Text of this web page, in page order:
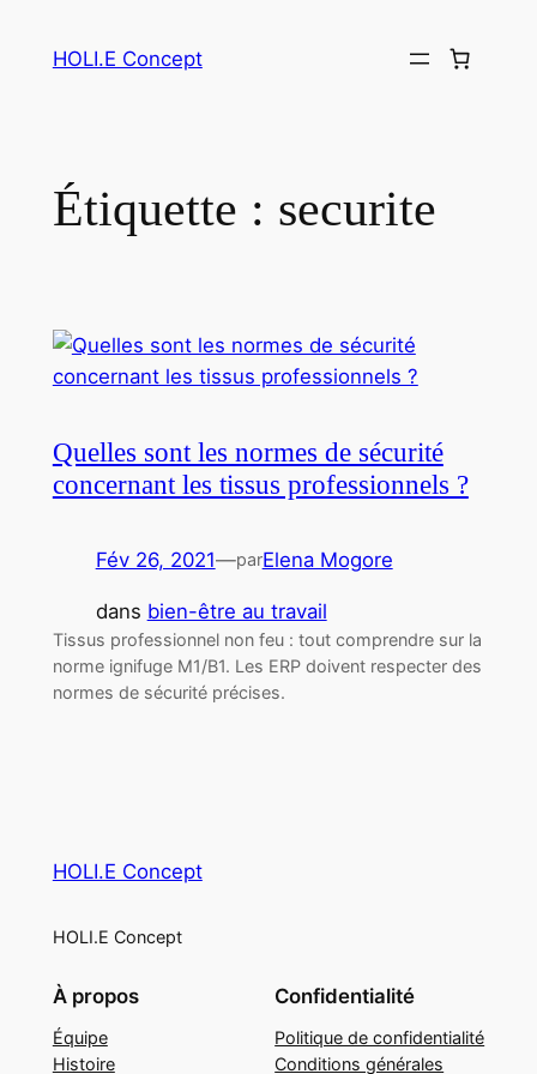
HOLI.E Concept
Étiquette : securite
Quelles sont les normes de sécurité
concernant les tissus professionnels ?
Fév 26, 2021—parElena Mogore
dans bien-être au travail
Tissus professionnel non feu : tout comprendre sur la
norme ignifuge M1/B1. Les ERP doivent respecter des
normes de sécurité précises.
HOLI.E Concept
HOLI.E Concept
À propos
Équipe
Histoire
Confidentialité
Politique de confidentialité
Conditions générales